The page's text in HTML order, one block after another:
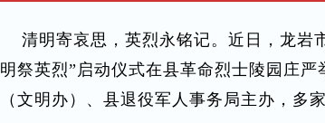
清明寄哀思，英烈永铭记。近日，龙岩
明祭英烈”启动仪式在县革命烈士陵园庄
（文明办）、县退役军人事务局主办，多